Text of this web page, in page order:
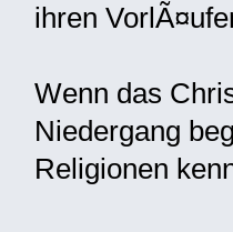
ihren
Wenn das
Niedergang
Religionen